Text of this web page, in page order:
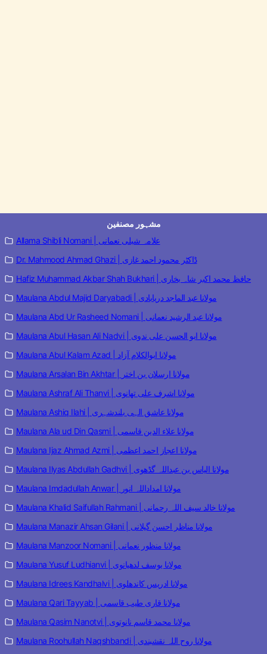
مشہور مصنفین
Allama Shibli Nomani | علامہ شبلی نعمانی
Dr. Mahmood Ahmad Ghazi | ڈاکٹر محمود احمد غازی
Hafiz Muhammad Akbar Shah Bukhari | حافظ محمد اکبر شاہ بخاری
Maulana Abdul Majid Daryabadi | مولانا عبد الماجد دریابادی
Maulana Abd Ur Rasheed Nomani | مولانا عبد الرشید نعمانی
Maulana Abul Hasan Ali Nadvi | مولانا ابو الحسن علی ندوی
Maulana Abul Kalam Azad | مولانا ابوالکلام آزاد
Maulana Arsalan Bin Akhtar | مولانا ارسلان بن اختر
Maulana Ashraf Ali Thanvi | مولانا اشرف علی تھانوی
Maulana Ashiq Ilahi | مولانا عاشق الہی بلندشہری
Maulana Ala ud Din Qasmi | مولانا علاء الدین قاسمی
Maulana Ijaz Ahmad Azmi | مولانا اعجاز احمد اعظمی
Maulana Ilyas Abdullah Gadhvi | مولانا الیاس بن عبداللہ گڈھوی
Maulana Imdadullah Anwar | مولانا امداداللہ انور
Maulana Khalid Saifullah Rahmani | مولانا خالد سیف اللہ رحمانی
Maulana Manazir Ahsan Gilani | مولانا مناظر احسن گیلانی
Maulana Manzoor Nomani | مولانا منظور نعمانی
Maulana Yusuf Ludhianvi | مولانا یوسف لدھیانوی
Maulana Idrees Kandhalvi | مولانا ادریس کاندھلوی
Maulana Qari Tayyab | مولانا قاری طیب قاسمی
Maulana Qasim Nanotvi | مولانا محمد قاسم نانوتوی
Maulana Roohullah Naqshbandi | مولانا روح اللہ نقشبندی